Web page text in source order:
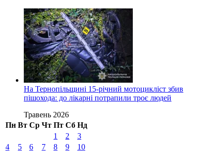
На Тернопільщині 15-річний мотоцикліст збив
пішохода: до лікарні потрапили троє людей
Травень 2026
Пн Вт Ср Чт Пт Сб Нд
1
2
3
4
5 6 7 8 9
10